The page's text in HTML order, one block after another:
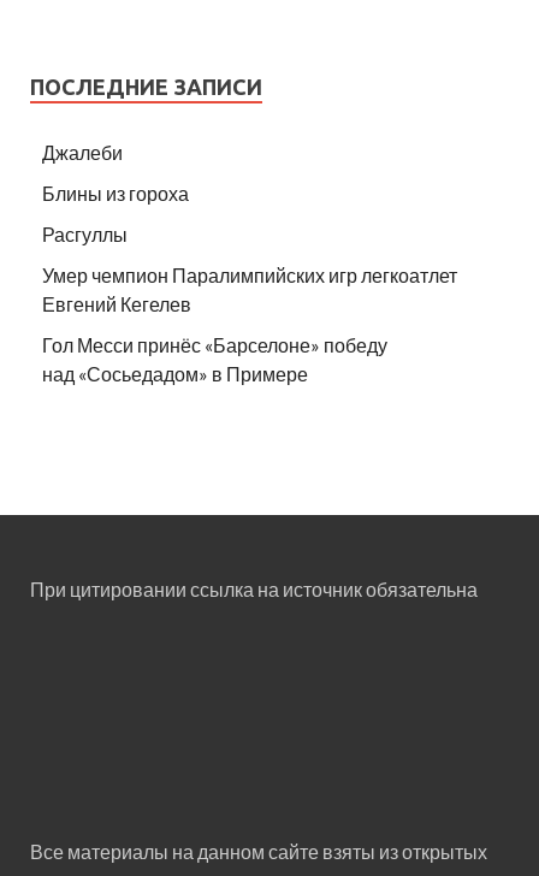
ПОСЛЕДНИЕ ЗАПИСИ
Джалеби
Блины из гороха
Расгуллы
Умер чемпион Паралимпийских игр легкоатлет
Евгений Кегелев
Гол Месси принёс «Барселоне» победу
над «Сосьедадом» в Примере
При цитировании ссылка на источник обязательна
Все материалы на данном сайте взяты из открытых